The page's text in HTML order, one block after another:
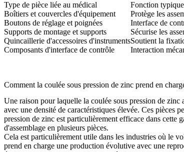
Type de pièce liée au médical Fonction typique
Boîtiers et couvercles d'équipement
Protège les
Boutons de réglage et poignées
Interface de
Supports de montage et supports
Sécurise les
Quincaillerie d'accessoires d'instrumentsSoutient la
Composants d'interface de contrôle
Interaction
Comment la coulée sous pression de zinc prend en
Une raison pour laquelle la coulée sous pression de zinc
avec une densité de caractéristiques élevée. Ces
pression de zinc est particulièrement efficace dans cette
d'assemblage en plusieurs pièces.
Cela est particulièrement utile dans les industries où le
prend en charge une production évolutive avec une